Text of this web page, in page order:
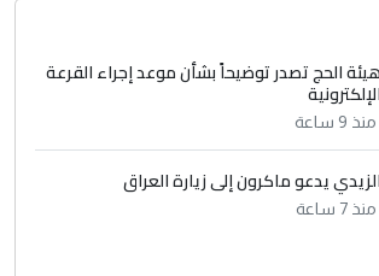
هيئة الحج تصدر توضيحاً بشأن موعد إجراء القرعة
الإلكترونية
منذ 9 ساعة
الزيدي يدعو ماكرون إلى زيارة العراق
منذ 7 ساعة